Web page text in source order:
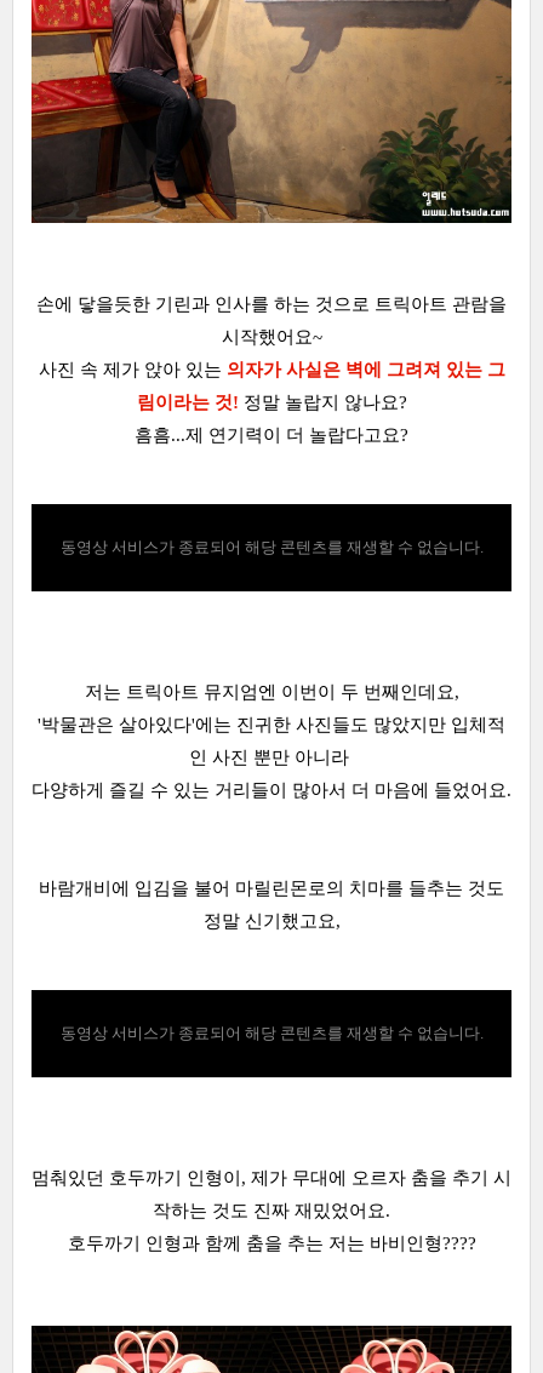
손에 닿을듯한 기린과 인사를 하는 것으로 트릭아트 관람을
시작했어요~
사진 속 제가 앉아 있는 의자가 사실은 벽에 그려져 있는 그
림이라는 것! 정말 놀랍지 않나요?
흠흠...제 연기력이 더 놀랍다고요?
동영상 서비스가 종료되어 해당 콘텐츠를 재생할 수 없습니다.
저는 트릭아트 뮤지엄엔 이번이 두 번째인데요,
'박물관은 살아있다'에는 진귀한 사진들도 많았지만 입체적
인 사진 뿐만 아니라
다양하게 즐길 수 있는 거리들이 많아서 더 마음에 들었어요.
바람개비에 입김을 불어 마릴린몬로의 치마를 들추는 것도
정말 신기했고요,
동영상 서비스가 종료되어 해당 콘텐츠를 재생할 수 없습니다.
멈춰있던 호두까기 인형이, 제가 무대에 오르자 춤을 추기 시
작하는 것도 진짜 재밌었어요.
호두까기 인형과 함께 춤을 추는 저는 바비인형????